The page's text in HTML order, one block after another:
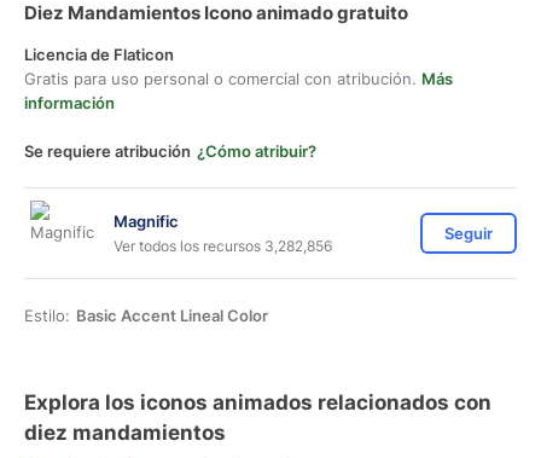
Diez Mandamientos Icono animado gratuito
Licencia de Flaticon
Gratis para uso personal o comercial con atribución. Más
información
Se requiere atribución ¿Cómo atribuir?
Magnific
Ver todos los recursos 3,282,856
Seguir
Estilo: Basic Accent Lineal Color
Explora los iconos animados relacionados con
diez mandamientos